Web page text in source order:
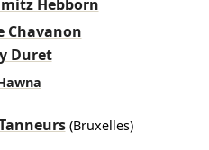
Hebborn
Chavanon
Duret
(Bruxelles)